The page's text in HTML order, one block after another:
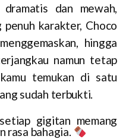
dan mewah,
karakter, Choco
hingga
namun tetap
temukan di satu
sudah terbukti.
gigitan memang
rasa bahagia.